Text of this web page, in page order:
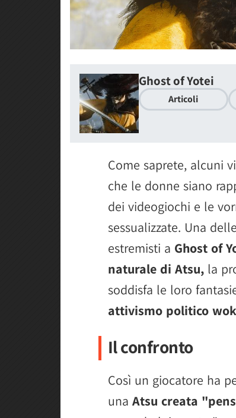
Ghost of Yotei
Articoli
Come saprete, alcuni
che le donne siano
dei videogiochi e le
sessualizzate. Una
estremisti a Ghost of
naturale di Atsu, la
soddisfa le loro
attivismo politico
Il confronto
Così un giocatore ha
una Atsu creata